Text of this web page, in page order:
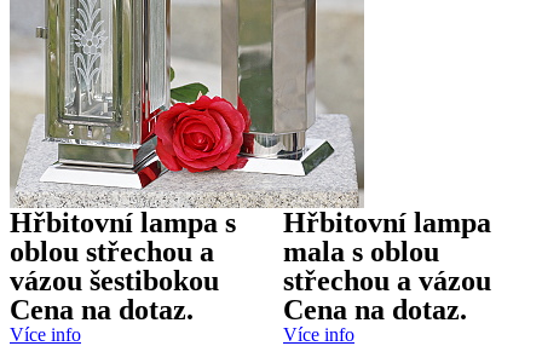
Hřbitovní lampa s
oblou střechou a
vázou šestibokou
Cena na dotaz.
Více info
Hřbitovní lampa
mala s oblou
střechou a vázou
Cena na dotaz.
Více info